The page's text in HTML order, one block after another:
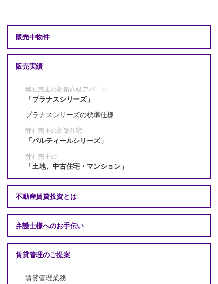
販売中物件
販売実績
弊社売主の新築高級アパート
「プラナスシリーズ」
プラナスシリーズの標準仕様
弊社売主の新築住宅
「パルティールシリーズ」
弊社売主の
「土地、中古住宅・マンション」
不動産賃貸投資とは
弁護士様へのお手伝い
賃貸管理のご提案
賃貸管理業務